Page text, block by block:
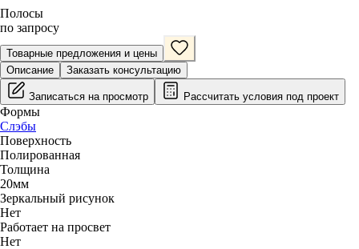
Полосы
по запросу
Товарные предложения и цены
Описание
Заказать консультацию
Записаться на просмотр Рассчитать условия под проект
Формы
Слэбы
Поверхность
Полированная
Толщина
20мм
Зеркальный рисунок
Нет
Работает на просвет
Нет